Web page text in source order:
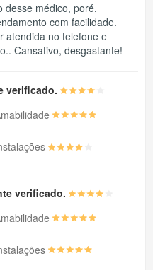
desse médico, poré,
com facilidade.
atendida no telefone e
Cansativo, desgastante!
verificado.
verificado.